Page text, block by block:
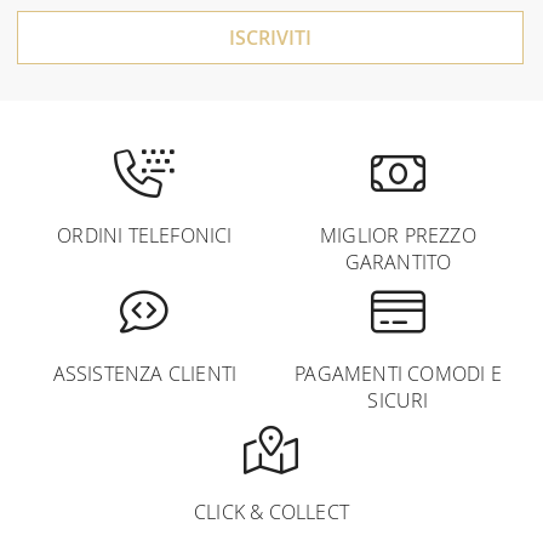
ISCRIVITI
ORDINI TELEFONICI
MIGLIOR PREZZO
GARANTITO
ASSISTENZA CLIENTI
PAGAMENTI COMODI E
SICURI
CLICK & COLLECT